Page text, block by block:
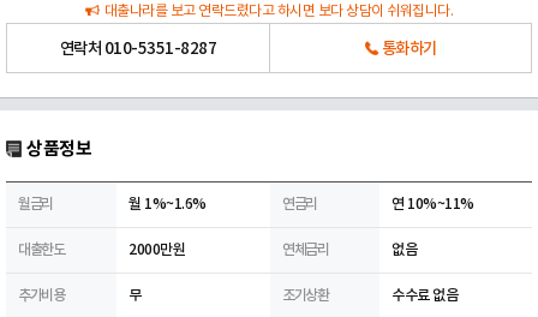
대출나라를 보고 연락드렸다고 하시면 보다 상담이 쉬워집니다.
연락처 010-5351-8287 통화하기
상품정보
월금리 월 1%~1.6% 연금리 연 10%~11%
대출한도 2000만원 연체금리 없음
추가비용 무 조기상환 수수료 없음